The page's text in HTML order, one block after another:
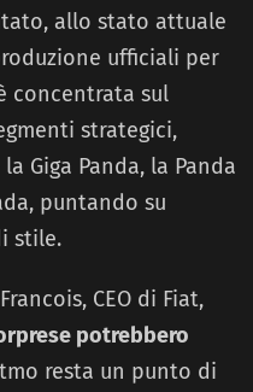
allo stato attuale
ufficiali per
concentrata sul
strategici,
Giga Panda, la Panda
puntando su
stile.
CEO di Fiat,
potrebbero
resta un punto di